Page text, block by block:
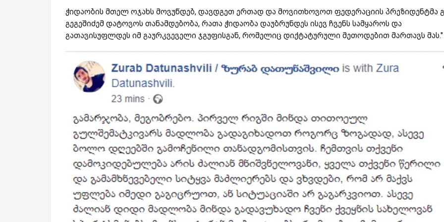
ჭიდაობის მთელ ოჯახს მოვუწდებ, დავდგეთ ერთად და მოვითხოვოთ ფედერაციის პრეზიდენტმა
გეგეშიძემ დატოვოს თანამდებობა, რათა ჭიდაობა დაუბრუნდეს ისევ ჩვენს სამყაროს და
გათავისუფლდეს იმ გაურკვეველი ჯგუფისგან, რომელიც დიქტატურული მეთოდებით მართავს მას."